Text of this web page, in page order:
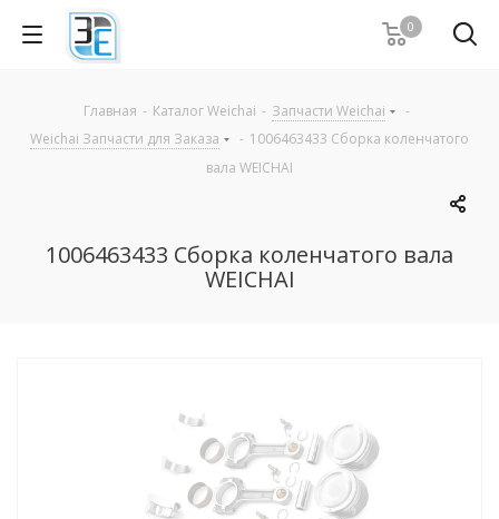
0
Главная - Каталог Weichai - Запчасти Weichai
-
Weichai Запчасти для Заказа
- 1006463433 Сборка коленчатого
вала WEICHAI
1006463433 Сборка коленчатого вала
WEICHAI